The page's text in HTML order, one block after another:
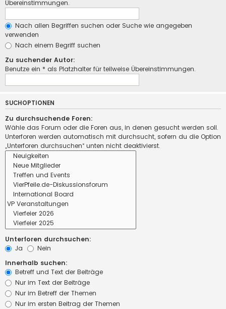
Übereinstimmungen.
Nach allen Begriffen suchen oder Suche wie angegeben
verwenden
Nach einem Begriff suchen
Zu suchender Autor:
Benutze ein * als Platzhalter für teilweise Übereinstimmungen.
SUCHOPTIONEN
Zu durchsuchende Foren:
Wähle das Forum oder die Foren aus, in denen gesucht werden soll.
Unterforen werden automatisch mit durchsucht, sofern du die Option
„Unterforen durchsuchen“ unten nicht deaktivierst.
Unterforen durchsuchen:
Ja
Nein
Innerhalb suchen:
Betreff und Text der Beiträge
Nur im Text der Beiträge
Nur im Betreff der Themen
Nur im ersten Beitrag der Themen